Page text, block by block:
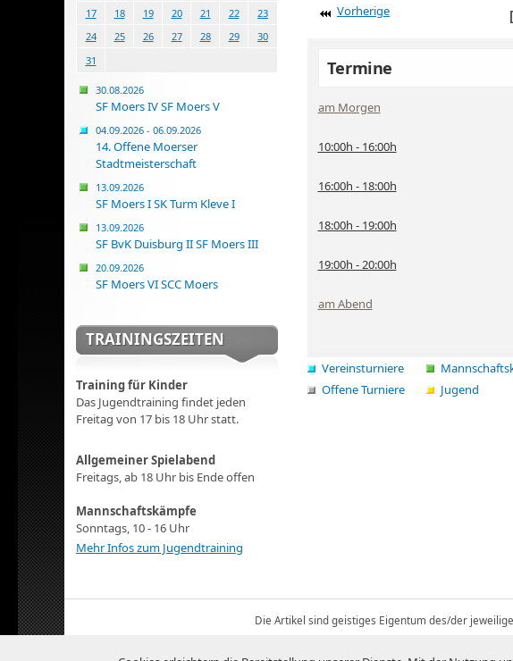
Vorherige
Termine
am Morgen
10:00h - 16:00h
16:00h - 18:00h
18:00h - 19:00h
19:00h - 20:00h
am Abend
Vereinsturniere
Offene Turniere
Jugend
17
18 19 20 21 22
23
24
25 26 27 28 29
30
31
30.08.2026
SF Moers IV SF Moers V
04.09.2026 - 06.09.2026
14. Offene Moerser
Stadtmeisterschaft
13.09.2026
SF Moers I SK Turm Kleve I
13.09.2026
SF BvK Duisburg II SF Moers III
20.09.2026
SF Moers VI SCC Moers
TRAININGSZEITEN
Training für Kinder
Das Jugendtraining findet jeden
Freitag von 17 bis 18 Uhr statt.
Allgemeiner Spielabend
Freitags, ab 18 Uhr bis Ende offen
Mannschaftskämpfe
Sonntags, 10 - 16 Uhr
Mehr Infos zum Jugendtraining
Die Artikel sind geistiges Eigentum des/der